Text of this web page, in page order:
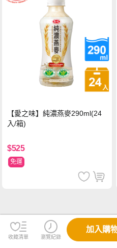
【愛之味】純濃燕麥290ml(24
入/箱)
$525
免運
收藏清單 瀏覽紀錄
加入購